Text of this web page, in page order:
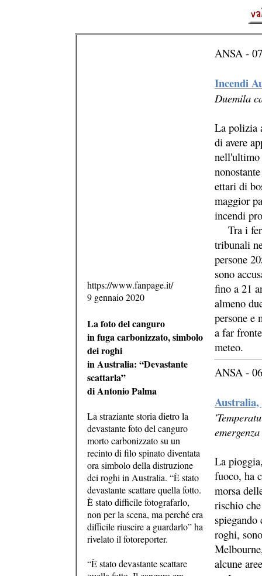
https://www.fanpage.it/
9 gennaio 2020
La foto del canguro
in fuga carbonizzato, simbolo
dei roghi
in Australia: “Devastante
scattarla”
di Antonio Palma
La straziante storia dietro la
devastante foto del canguro
morto carbonizzato su un
recinto di filo spinato diventata
ora simbolo della distruzione
dei roghi in Australia. “È stato
devastante scattare quella fotto.
È stato difficile fotografarlo,
non per la scena, ma perché era
difficile riuscire a guardarlo” ha
rivelato il fotoreporter.
“È stato devastante scattare
ANSA -
Incendi
Duemila
La polizia
di avere
nell'ultimo
ettari di
maggior
incendi
Tra i
tribunali
persone
sono
fino a 21
almeno
persone e
a far
meteo.
ANSA -
Australia,
emergenza
La
fuoco, ha
morsa
rischio
roghi,
alcune